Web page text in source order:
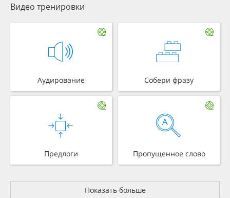
Видео тренировки
Аудирование Собери фразу
Предлоги Пропущенное слово
Показать больше